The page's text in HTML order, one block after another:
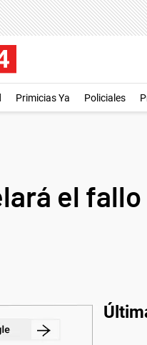
Primicias Ya Policiales
el